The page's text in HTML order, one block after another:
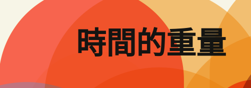
要
內
容
時間的重量